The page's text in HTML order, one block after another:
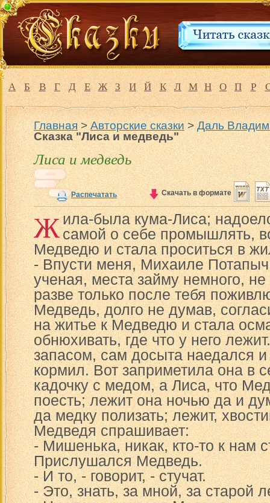
А Б В Г Д Е Ж З И Й К Л М Н О П Р
Главная>Авторские сказки>Даль
Сказка "Лиса и медведь"
Лиса и медведь
Распечатать Скачать в формате
Жила-была кума-Лиса;
самой о себе промышлять,
Медведю и стала проситься в
- Впусти меня, Михаиле
ученая, места займу немного,
разве только после тебя
Медведь, долго не думав,
на житье к Медведю и стала
обнюхивать, где что у него
запасом, сам досыта наедался
кормил. Вот заприметила она в
кадочку с медом, а Лиса, что
поесть; лежит она ночью да и
да медку полизать; лежит,
Медведя спрашивает:
- Мишенька, никак, кто-то к нам
Прислушался Медведь.
- И то, - говорит, - стучат.
- Это, знать, за мной, за старой